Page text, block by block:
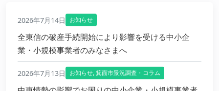
2026年7月14日 お知らせ
全東信の破産手続開始により影響を受ける中小企
業・小規模事業者のみなさまへ
2026年7月13日 お知らせ,箕面市景況調査・コラム